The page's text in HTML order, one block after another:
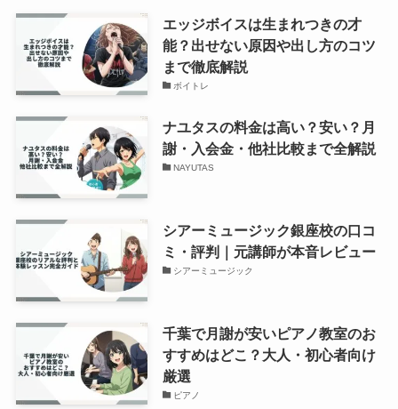
エッジボイスは生まれつきの才
能？出せない原因や出し方のコツ
まで徹底解説
ボイトレ
ナユタスの料金は高い？安い？月
謝・入会金・他社比較まで全解説
NAYUTAS
シアーミュージック銀座校の口コ
ミ・評判｜元講師が本音レビュー
シアーミュージック
千葉で月謝が安いピアノ教室のお
すすめはどこ？大人・初心者向け
厳選
ピアノ